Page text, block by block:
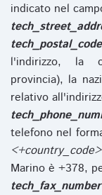
indicato nel
tech_postal_code
l'indirizzo, la
provincia), la
relativo
telefono nel
<+country_code>
Marino è +378,
tech_fax_number